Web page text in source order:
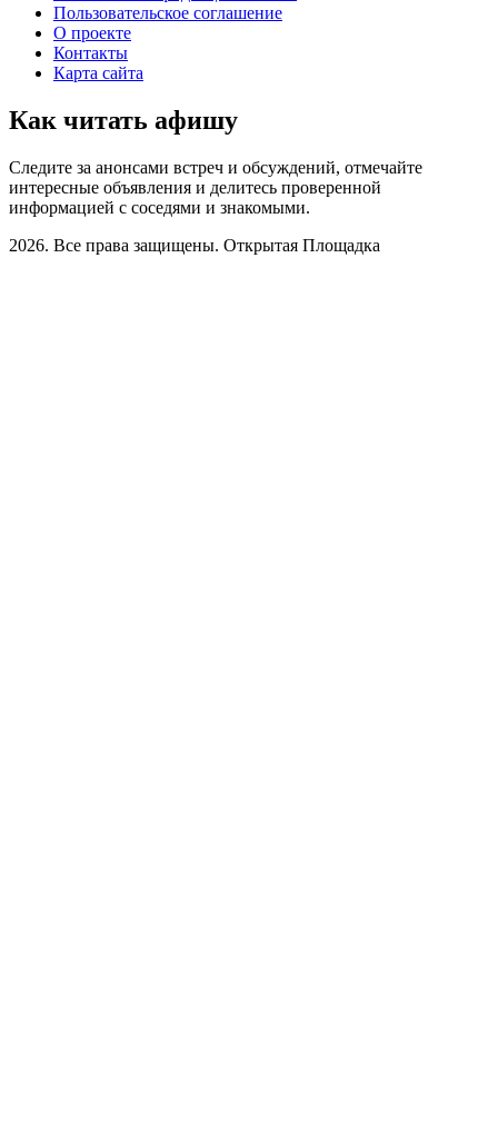
Пользовательское соглашение
О проекте
Контакты
Карта сайта
Как читать афишу
Следите за анонсами встреч и обсуждений, отмечайте
интересные объявления и делитесь проверенной
информацией с соседями и знакомыми.
2026. Все права защищены. Открытая Площадка